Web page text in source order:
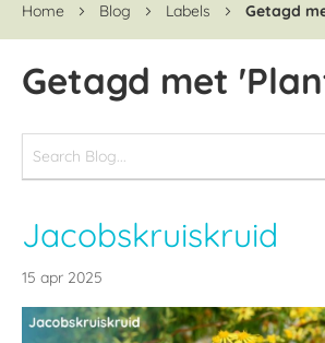
Home Blog Labels Getagd
Getagd met
Jacobskruiskruid
15 apr 2025